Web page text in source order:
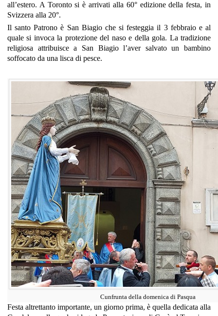
all’estero. A Toronto si è arrivati alla 60° edizione della festa, in
Svizzera alla 20°.
Il santo Patrono è San Biagio che si festeggia il 3 febbraio e al
quale si invoca la protezione del naso e della gola. La tradizione
religiosa attribuisce a San Biagio l’aver salvato un bambino
soffocato da una lisca di pesce.
Cunfrunta della domenica di Pasqua
Festa altrettanto importante, un giorno prima, è quella dedicata alla